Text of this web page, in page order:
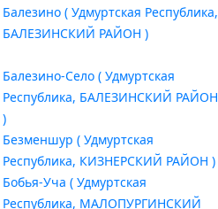
Балезино ( Удмуртская Республика,
БАЛЕЗИНСКИЙ РАЙОН )
Балезино-Село ( Удмуртская
Республика, БАЛЕЗИНСКИЙ РАЙОН
)
Безменшур ( Удмуртская
Республика, КИЗНЕРСКИЙ РАЙОН )
Бобья-Уча ( Удмуртская
Республика, МАЛОПУРГИНСКИЙ